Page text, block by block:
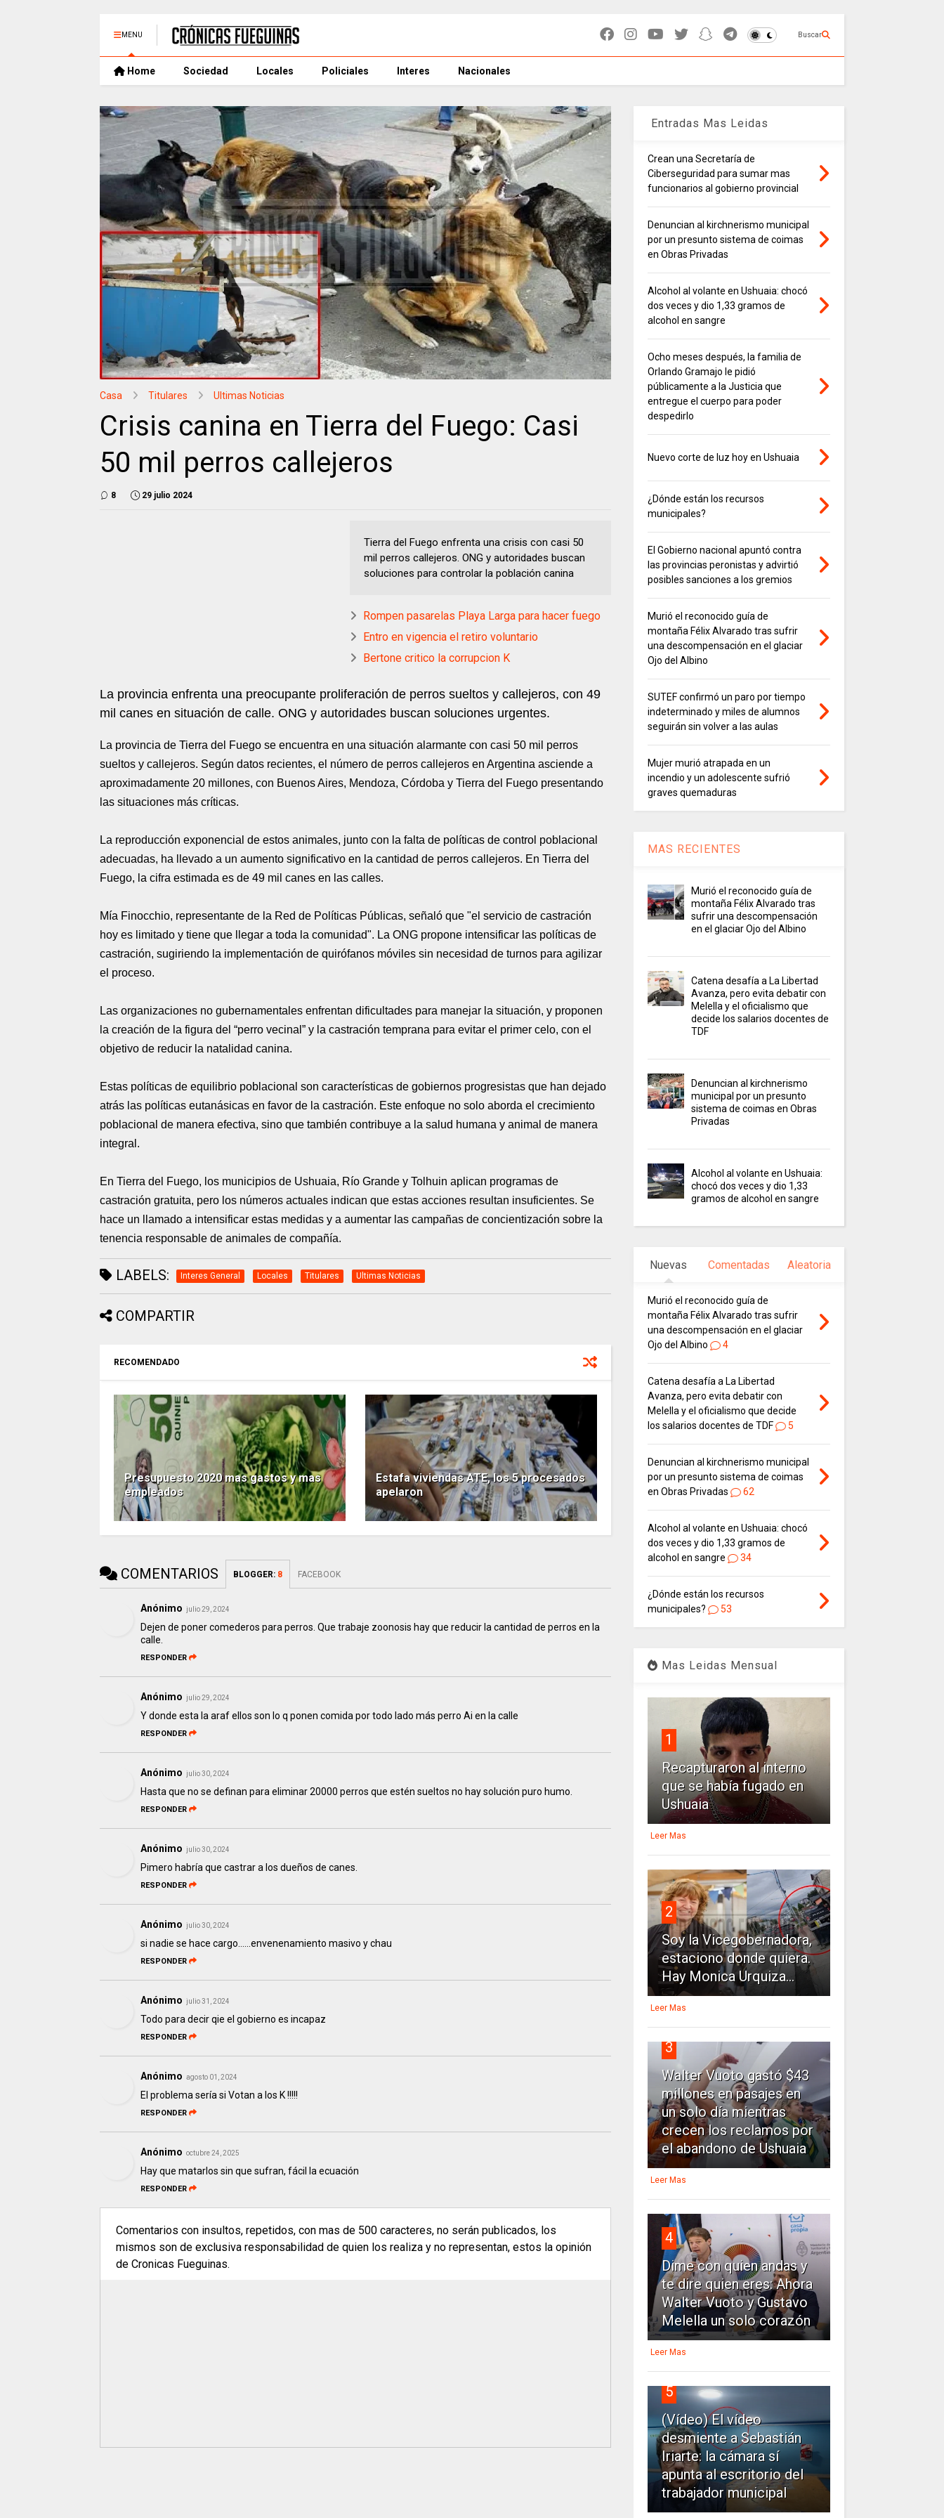
MENU Buscar
Home Sociedad Locales Policiales Interes Nacionales
Casa Titulares Ultimas Noticias
Crisis canina en Tierra del Fuego: Casi
50 mil perros callejeros
8 29 julio 2024
Tierra del Fuego enfrenta una crisis con casi 50
mil perros callejeros. ONG y autoridades buscan
soluciones para controlar la población canina
Rompen pasarelas Playa Larga para hacer fuego
Entro en vigencia el retiro voluntario
Bertone critico la corrupcion K
La provincia enfrenta una preocupante proliferación de perros sueltos y callejeros, con 49
mil canes en situación de calle. ONG y autoridades buscan soluciones urgentes.
La provincia de Tierra del Fuego se encuentra en una situación alarmante con casi 50 mil perros
sueltos y callejeros. Según datos recientes, el número de perros callejeros en Argentina asciende a
aproximadamente 20 millones, con Buenos Aires, Mendoza, Córdoba y Tierra del Fuego presentando
las situaciones más críticas.
La reproducción exponencial de estos animales, junto con la falta de políticas de control poblacional
adecuadas, ha llevado a un aumento significativo en la cantidad de perros callejeros. En Tierra del
Fuego, la cifra estimada es de 49 mil canes en las calles.
Mía Finocchio, representante de la Red de Políticas Públicas, señaló que "el servicio de castración
hoy es limitado y tiene que llegar a toda la comunidad". La ONG propone intensificar las políticas de
castración, sugiriendo la implementación de quirófanos móviles sin necesidad de turnos para agilizar
el proceso.
Las organizaciones no gubernamentales enfrentan dificultades para manejar la situación, y proponen
la creación de la figura del “perro vecinal” y la castración temprana para evitar el primer celo, con el
objetivo de reducir la natalidad canina.
Estas políticas de equilibrio poblacional son características de gobiernos progresistas que han dejado
atrás las políticas eutanásicas en favor de la castración. Este enfoque no solo aborda el crecimiento
poblacional de manera efectiva, sino que también contribuye a la salud humana y animal de manera
integral.
En Tierra del Fuego, los municipios de Ushuaia, Río Grande y Tolhuin aplican programas de
castración gratuita, pero los números actuales indican que estas acciones resultan insuficientes. Se
hace un llamado a intensificar estas medidas y a aumentar las campañas de concientización sobre la
tenencia responsable de animales de compañía.
LABELS: Interes General Locales Titulares Ultimas Noticias
COMPARTIR
RECOMENDADO
Presupuesto 2020 mas gastos y mas
empleados
Estafa viviendas ATE, los 5 procesados
apelaron
COMENTARIOS BLOGGER: 8 FACEBOOK
Anónimo julio 29, 2024
Dejen de poner comederos para perros. Que trabaje zoonosis hay que reducir la cantidad de perros en la
calle.
RESPONDER
Anónimo julio 29, 2024
Y donde esta la araf ellos son lo q ponen comida por todo lado más perro Ai en la calle
RESPONDER
Anónimo julio 30, 2024
Hasta que no se definan para eliminar 20000 perros que estén sueltos no hay solución puro humo.
RESPONDER
Anónimo julio 30, 2024
Pimero habría que castrar a los dueños de canes.
RESPONDER
Anónimo julio 30, 2024
si nadie se hace cargo......envenenamiento masivo y chau
RESPONDER
Anónimo julio 31, 2024
Todo para decir qie el gobierno es incapaz
RESPONDER
Anónimo agosto 01, 2024
El problema sería si Votan a los K !!!!!
RESPONDER
Anónimo octubre 24, 2025
Hay que matarlos sin que sufran, fácil la ecuación
RESPONDER
Comentarios con insultos, repetidos, con mas de 500 caracteres, no serán publicados, los
mismos son de exclusiva responsabilidad de quien los realiza y no representan, estos la opinión
de Cronicas Fueguinas.
Entradas Mas Leidas
Crean una Secretaría de
Ciberseguridad para sumar mas
funcionarios al gobierno provincial
Denuncian al kirchnerismo municipal
por un presunto sistema de coimas
en Obras Privadas
Alcohol al volante en Ushuaia: chocó
dos veces y dio 1,33 gramos de
alcohol en sangre
Ocho meses después, la familia de
Orlando Gramajo le pidió
públicamente a la Justicia que
entregue el cuerpo para poder
despedirlo
Nuevo corte de luz hoy en Ushuaia
¿Dónde están los recursos
municipales?
El Gobierno nacional apuntó contra
las provincias peronistas y advirtió
posibles sanciones a los gremios
Murió el reconocido guía de
montaña Félix Alvarado tras sufrir
una descompensación en el glaciar
Ojo del Albino
SUTEF confirmó un paro por tiempo
indeterminado y miles de alumnos
seguirán sin volver a las aulas
Mujer murió atrapada en un
incendio y un adolescente sufrió
graves quemaduras
MAS RECIENTES
Murió el reconocido guía de
montaña Félix Alvarado tras
sufrir una descompensación
en el glaciar Ojo del Albino
Catena desafía a La Libertad
Avanza, pero evita debatir con
Melella y el oficialismo que
decide los salarios docentes de
TDF
Denuncian al kirchnerismo
municipal por un presunto
sistema de coimas en Obras
Privadas
Alcohol al volante en Ushuaia:
chocó dos veces y dio 1,33
gramos de alcohol en sangre
Nuevas Comentadas Aleatoria
Murió el reconocido guía de
montaña Félix Alvarado tras sufrir
una descompensación en el glaciar
Ojo del Albino
4
Catena desafía a La Libertad
Avanza, pero evita debatir con
Melella y el oficialismo que decide
los salarios docentes de TDF
5
Denuncian al kirchnerismo municipal
por un presunto sistema de coimas
en Obras Privadas
62
Alcohol al volante en Ushuaia: chocó
dos veces y dio 1,33 gramos de
alcohol en sangre
34
¿Dónde están los recursos
municipales?
53
Mas Leidas Mensual
1
Recapturaron al interno
que se había fugado en
Ushuaia
Leer Mas
2
Soy la Vicegobernadora,
estaciono donde quiera.
Hay Monica Urquiza...
Leer Mas
3
Walter Vuoto gastó $43
millones en pasajes en
un solo día mientras
crecen los reclamos por
el abandono de Ushuaia
Leer Mas
4
Dime con quien andas y
te dire quien eres: Ahora
Walter Vuoto y Gustavo
Melella un solo corazón
Leer Mas
5
(Vídeo) El vídeo
desmiente a Sebastián
Iriarte: la cámara sí
apunta al escritorio del
trabajador municipal